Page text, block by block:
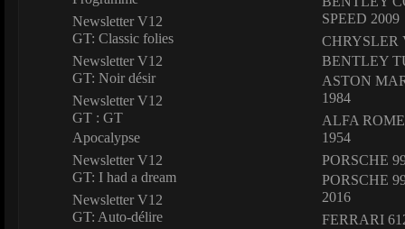
Newsletter V12
GT: Classic folies
Newsletter V12
GT: Noir désir
Newsletter V12
GT : GT
Apocalypse
Newsletter V12
GT: I had a dream
Newsletter V12
GT: Auto-délire
SPEED 2009
CHRYSLER
BENTLEY
ASTON
1984
ALFA
1954
PORSCHE
PORSCHE
2016
FERRARI